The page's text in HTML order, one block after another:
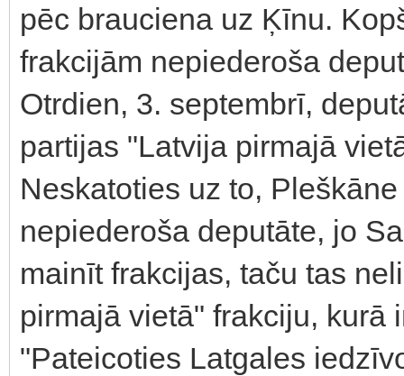
pēc brauciena uz Ķīnu.
frakcijām nepiederoša
Otrdien, 3. septembrī,
partijas "Latvija pirmajā
Neskatoties uz to,
nepiederoša deputāte, jo
mainīt frakcijas, taču tas
pirmajā vietā" frakciju, kurā
"Pateicoties Latgales